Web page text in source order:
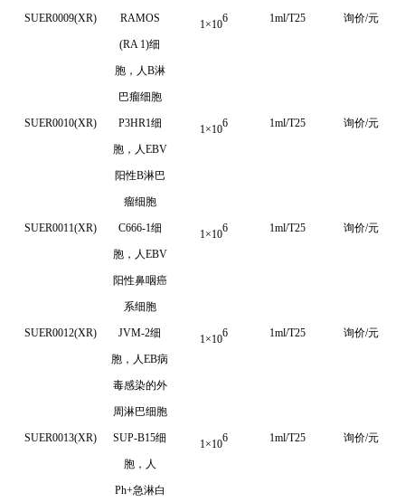
SUER0009(XR) RAMOS
(RA 1)细
胞，人B淋
巴瘤细胞
1 ×106 1ml/T25 询价/元
SUER0010(XR) P3HR1细
胞，人EBV
阳性B淋巴
瘤细胞
1 ×106 1ml/T25 询价/元
SUER0011(XR) C666-1细
胞，人EBV
阳性鼻咽癌
系细胞
1 ×106 1ml/T25 询价/元
SUER0012(XR) JVM-2细
胞，人EB病
毒感染的外
周淋巴细胞
1 ×106 1ml/T25 询价/元
SUER0013(XR) SUP-B15细
胞，人
Ph+急淋白
1 ×106 1ml/T25 询价/元